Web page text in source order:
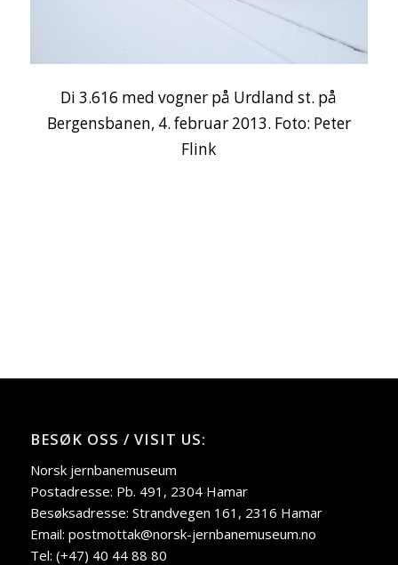
Di 3.616 med vogner på Urdland st. på
Bergensbanen, 4. februar 2013. Foto: Peter
Flink
BESØK OSS / VISIT US:
Norsk jernbanemuseum
Postadresse: Pb. 491, 2304 Hamar
Besøksadresse: Strandvegen 161, 2316 Hamar
Email: postmottak@norsk-jernbanemuseum.no
Tel: (+47) 40 44 88 80